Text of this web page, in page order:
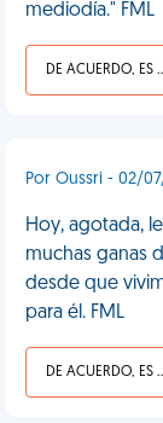
mediodía." FML
DE
Por Oussri - 02/
Hoy, agotada,
muchas ganas
desde que
para él. FML
DE